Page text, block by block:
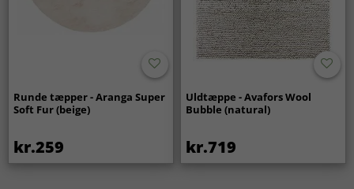
Runde tæpper - Aranga Super
Soft Fur (beige)
kr.259
Uldtæppe - Avafors Wool
Bubble (natural)
kr.719